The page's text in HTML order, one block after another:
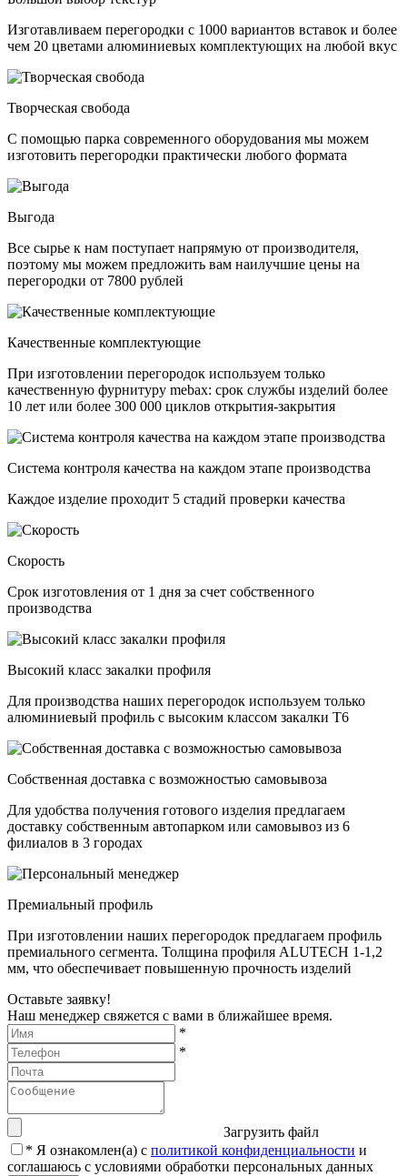
Изготавливаем перегородки с 1000 вариантов вставок и более
чем 20 цветами алюминиевых комплектующих на любой вкус
Творческая свобода
С помощью парка современного оборудования мы можем
изготовить перегородки практически любого формата
Выгода
Все сырье к нам поступает напрямую от производителя,
поэтому мы можем предложить вам наилучшие цены на
перегородки от 7800 рублей
Качественные комплектующие
При изготовлении перегородок используем только
качественную фурнитуру mebax: срок службы изделий более
10 лет или более 300 000 циклов открытия-закрытия
Система контроля качества на каждом этапе производства
Каждое изделие проходит 5 стадий проверки качества
Скорость
Срок изготовления от 1 дня за счет собственного
производства
Высокий класс закалки профиля
Для производства наших перегородок используем только
алюминиевый профиль с высоким классом закалки Т6
Собственная доставка с возможностью самовывоза
Для удобства получения готового изделия предлагаем
доставку собственным автопарком или самовывоз из 6
филиалов в 3 городах
Премиальный профиль
При изготовлении наших перегородок предлагаем профиль
премиального сегмента. Толщина профиля ALUTECH 1-1,2
мм, что обеспечивает повышенную прочность изделий
Оставьте заявку!
Наш менеджер свяжется с вами в ближайшее время.
*
*
Загрузить файл
* Я ознакомлен(а) с политикой конфиденциальности и
соглашаюсь с условиями обработки персональных данных